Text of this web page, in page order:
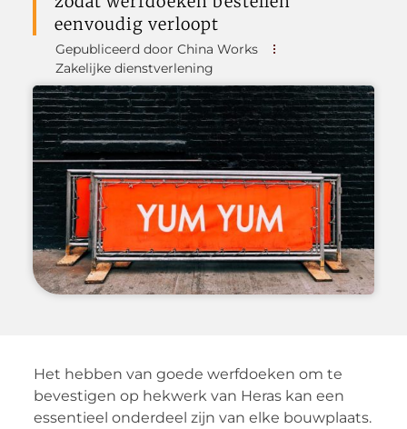
eenvoudig verloopt
Gepubliceerd door China Works
Zakelijke dienstverlening
Het hebben van goede werfdoeken om te
bevestigen op hekwerk van Heras kan een
essentieel onderdeel zijn van elke bouwplaats.